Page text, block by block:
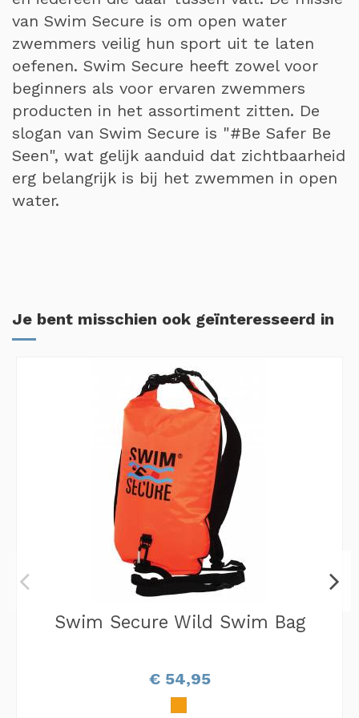
van Swim Secure is om open water
zwemmers veilig hun sport uit te laten
oefenen. Swim Secure heeft zowel voor
beginners als voor ervaren zwemmers
producten in het assortiment zitten. De
slogan van Swim Secure is "#Be Safer Be
Seen", wat gelijk aanduid dat zichtbaarheid
erg belangrijk is bij het zwemmen in open
water.
Je bent misschien ook geïnteresseerd in
Swim Secure Wild Swim Bag
€ 54,95